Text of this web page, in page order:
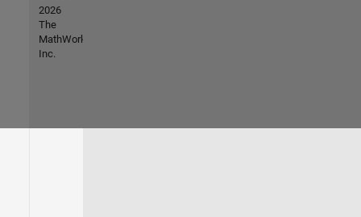
2026
The
MathWorks,
Inc.